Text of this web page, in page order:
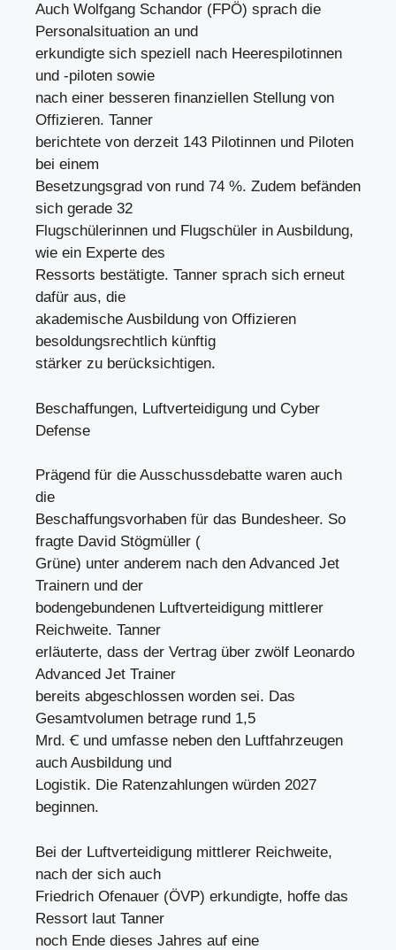
Auch Wolfgang Schandor (FPÖ) sprach die
Personalsituation an und
erkundigte sich speziell nach Heerespilotinnen
und -piloten sowie
nach einer besseren finanziellen Stellung von
Offizieren. Tanner
berichtete von derzeit 143 Pilotinnen und Piloten
bei einem
Besetzungsgrad von rund 74 %. Zudem befänden
sich gerade 32
Flugschülerinnen und Flugschüler in Ausbildung,
wie ein Experte des
Ressorts bestätigte. Tanner sprach sich erneut
dafür aus, die
akademische Ausbildung von Offizieren
besoldungsrechtlich künftig
stärker zu berücksichtigen.
Beschaffungen, Luftverteidigung und Cyber
Defense
Prägend für die Ausschussdebatte waren auch
die
Beschaffungsvorhaben für das Bundesheer. So
fragte David Stögmüller (
Grüne) unter anderem nach den Advanced Jet
Trainern und der
bodengebundenen Luftverteidigung mittlerer
Reichweite. Tanner
erläuterte, dass der Vertrag über zwölf Leonardo
Advanced Jet Trainer
bereits abgeschlossen worden sei. Das
Gesamtvolumen betrage rund 1,5
Mrd. Ꞓ und umfasse neben den Luftfahrzeugen
auch Ausbildung und
Logistik. Die Ratenzahlungen würden 2027
beginnen.
Bei der Luftverteidigung mittlerer Reichweite,
nach der sich auch
Friedrich Ofenauer (ÖVP) erkundigte, hoffe das
Ressort laut Tanner
noch Ende dieses Jahres auf eine